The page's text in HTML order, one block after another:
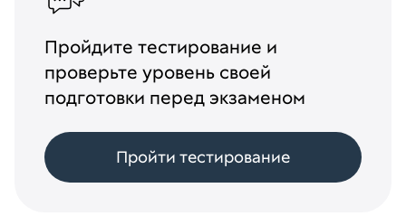
Пройдите тестирование и
проверьте уровень своей
подготовки перед экзаменом
Пройти тестирование